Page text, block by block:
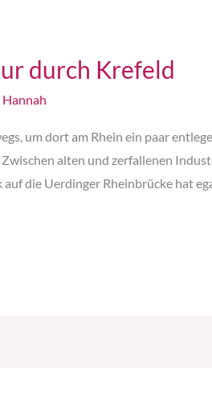
durch Krefeld
Hannah
um dort am Rhein ein paar
alten und zerfallenen
auf die Uerdinger Rheinbrücke hat